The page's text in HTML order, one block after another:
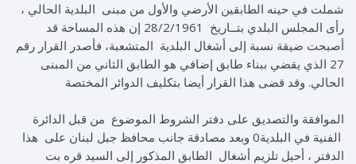
شملت في حينه الطابقين الأرضي والأول من مبنى البلدية الحالي ،
رأى المجلس البلدي بتــاريخ 28/2/1961 إن هذه المساحة قد
أصبحت ضيقة نسبة إلى أشغال البلدية المتشعبة، فأصدر القرار رقم
27 الذي يقضي ببناء طابق إضافي هو الطابق الثاني من المبنى
الحالي. وقد قضى هذا القرار أيضا بتكليف الدوائر المختصة
الموافقة والتصديق على دفتر الشروط الموضوع من قبل الدائرة
الفنية في البلدية0 وبعد مصادقة جانب محافظ جبل لبنان على هذا
الدفتر ، أحيل تلزيم أشغال الطابق المذكور إلى السيد قره بت